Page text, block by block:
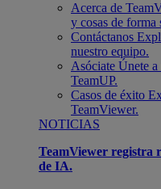
Acerca de
y cosas de forma
Contáctanos
nuestro equipo.
Asóciate Únete a
TeamUP.
Casos de éxito
TeamViewer.
NOTICIAS
TeamViewer registra
de IA.